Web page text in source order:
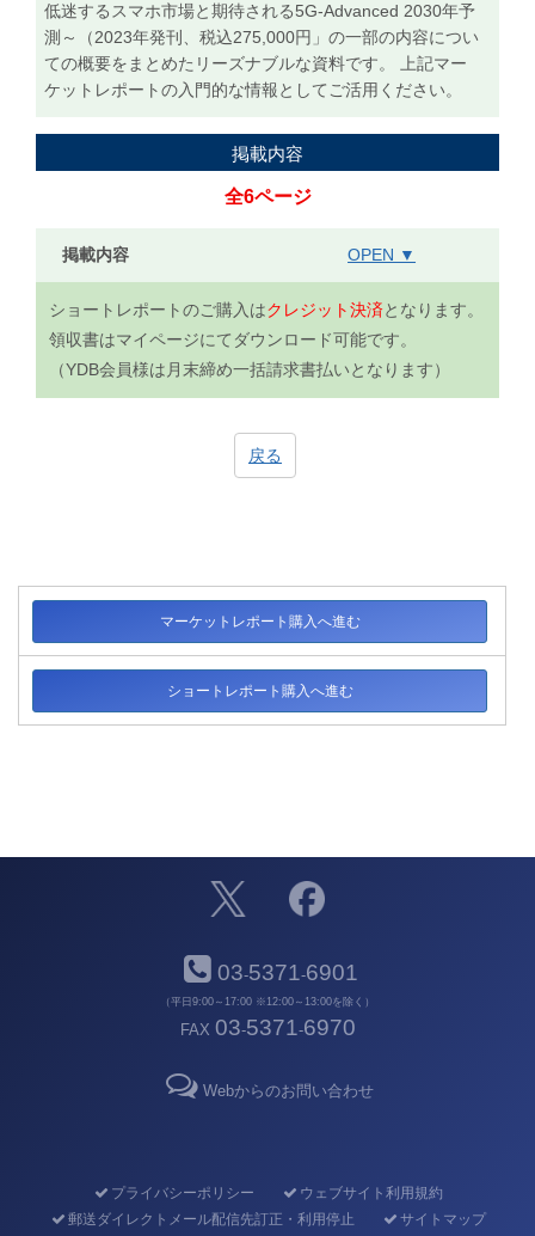
低迷するスマホ市場と期待される5G-Advanced 2030年予
測～（2023年発刊、税込275,000円」の一部の内容につい
ての概要をまとめたリーズナブルな資料です。 上記マー
ケットレポートの入門的な情報としてご活用ください。
掲載内容
全6ページ
掲載内容 OPEN ▼
ショートレポートのご購入はクレジット決済となります。
領収書はマイページにてダウンロード可能です。
（YDB会員様は月末締め一括請求書払いとなります）
戻る
マーケットレポート購入へ進む
ショートレポート購入へ進む
03-5371-6901
（平日9:00～17:00 ※12:00～13:00を除く）
FAX 03-5371-6970
Webからのお問い合わせ
プライバシーポリシー
ウェブサイト利用規約
郵送ダイレクトメール配信先訂正・利用停止
サイトマップ